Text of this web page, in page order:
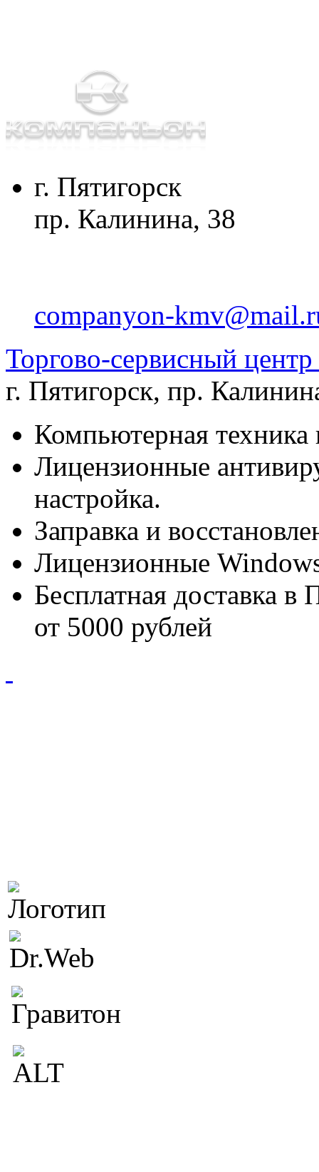
г. Пятигорск
пр. Калинина, 38
companyon-
Торгово-сервисный
г. Пятигорск, пр.
Компьютерная техника
Лицензионные
настройка.
Заправка и
Лицензионные
Бесплатная доставка в
от 5000 рублей